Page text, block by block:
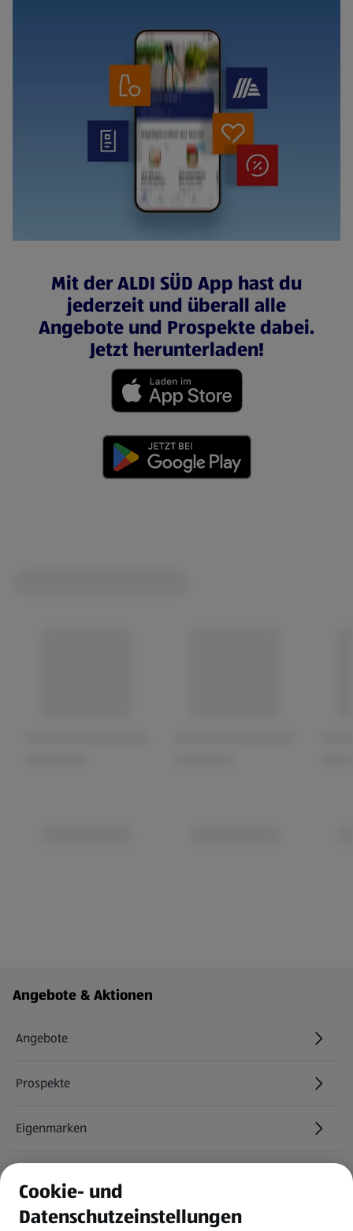
Mit der ALDI SÜD App hast du
jederzeit und überall alle
Angebote und Prospekte dabei.
Jetzt herunterladen!
Fußzeilenmenü - weitere Links
Angebote & Aktionen
Angebote
Prospekte
Eigenmarken
Newsletter
Cookie- und
Datenschutzeinstellungen